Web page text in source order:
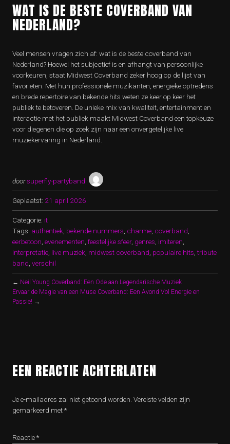
WAT IS DE BESTE COVERBAND VAN
NEDERLAND?
Veel mensen vragen zich af: wat is de beste coverband van
Nederland? Hoewel het subjectief is en afhangt van persoonlijke
voorkeuren, staat Midwest Coverband zeker hoog op de lijst van
favorieten. Met hun professionele muzikanten, energieke optredens
en brede repertoire van bekende hits weten ze keer op keer het
publiek te betoveren. De unieke mix van kwaliteit, entertainment en
interactie met het publiek maakt Midwest Coverband een topkeuze
voor diegenen die op zoek zijn naar een onvergetelijke live
muziekervaring in Nederland.
doorsuperfly-partyband
Geplaatst: 21 april 2026
Categorie: it
Tags: authentiek bekende nummers charme coverband
eerbetoon evenementen feestelijke sfeer, genres imiteren
interpretatie live muziek midwest coverband populaire hits ,tribute
band verschil
← Neil Young Coverband: Een Ode aan Legendarische Muziek
Ervaar de Magie van een Muse Coverband: Een Avond Vol Energie en
Passie! →
EEN REACTIE ACHTERLATEN
Je e-mailadres zal niet getoond worden. Vereiste velden zijn
gemarkeerd met*
Reactie*